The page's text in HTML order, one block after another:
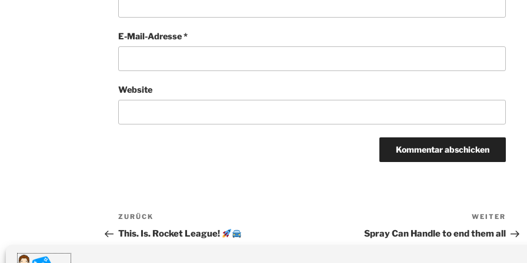
E-Mail-Adresse*
Website
Beitragsnavigation
Vorheriger
Beitrag
ZURÜCK
This. Is. Rocket League!
WEITER
Spray Can Handle to end them all